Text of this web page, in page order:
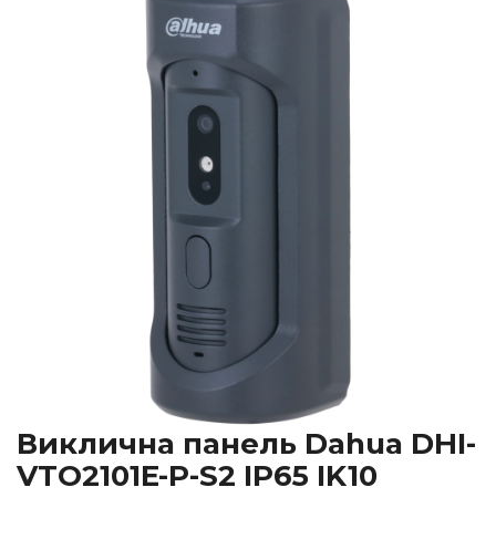
Виклична панель Dahua DHI-
VTO2101E-P-S2 IP65 IK10